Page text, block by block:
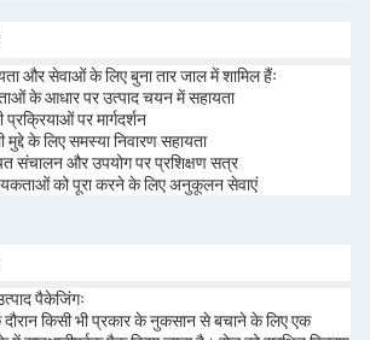
और सेवाओं के लिए बुना तार जाल में शामिल हैंः
के आधार पर उत्पाद चयन में सहायता
पर मार्गदर्शन
के लिए समस्या निवारण सहायता
संचालन और उपयोग पर प्रशिक्षण सत्र
को पूरा करने के लिए अनुकूलन सेवाएं
पैकेजिंगः
किसी भी प्रकार के नुकसान से बचाने के लिए एक